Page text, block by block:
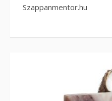
Szappanmentor.hu